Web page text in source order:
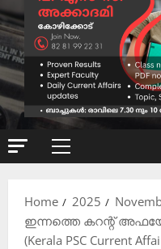
Primary
Home
2025
ഇന്നത്തെ കറന്റ്
(Kerala PSC Current